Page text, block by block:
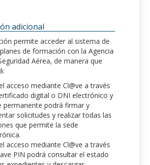
adicional
permite acceder al sistema de
de formación con la Agencia
Aérea, de manera que
acceso mediante Cl@ve a través
digital o DNI electrónico y
permanente podrá firmar y
solicitudes y realizar todas las
que permite la sede
acceso mediante Cl@ve a través
PIN podrá consultar el estado